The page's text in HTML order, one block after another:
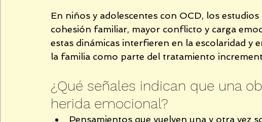
En niños y adolescentes con OCD, los
cohesión familiar, mayor conflicto y carga
estas dinámicas interfieren en la escolaridad y
la familia como parte del tratamiento
¿Qué señales indican que una
herida emocional?
Pensamientos que vuelven una y otra vez